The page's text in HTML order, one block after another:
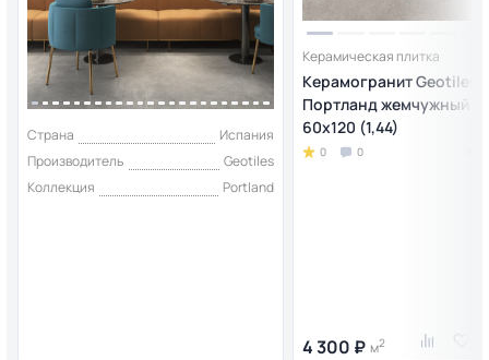
Страна
Испания
Производитель
Geotiles
Коллекция
Portland
Керамическая плитка
Керамогранит Geotiles
Портланд жемчужный
60x120 (1,44)
0 0
4 300 ₽ м2